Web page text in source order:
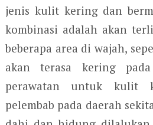
jenis kulit kering dan
kombinasi adalah akan
beberapa area di wajah,
akan terasa kering
perawatan untuk kulit
pelembab pada daerah